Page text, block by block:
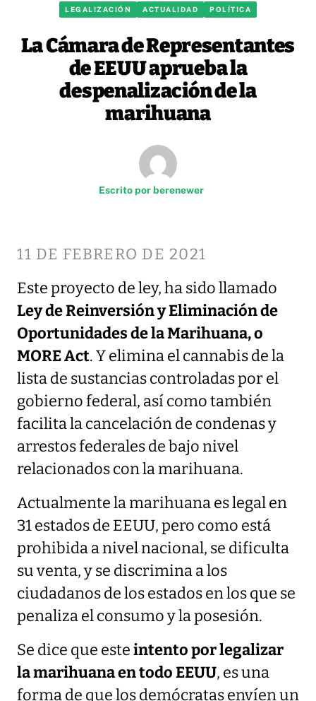
LEGALIZACIÓN ACTUALIDAD POLÍTICA
La Cámara de Representantes
de EEUU aprueba la
despenalización de la
marihuana
Escrito por berenewer
11 DE FEBRERO DE 2021
Este proyecto de ley, ha sido llamado
Ley de Reinversión y Eliminación de
Oportunidades de la Marihuana, o
MORE Act. Y elimina el cannabis de la
lista de sustancias controladas por el
gobierno federal, así como también
facilita la cancelación de condenas y
arrestos federales de bajo nivel
relacionados con la marihuana.
Actualmente la marihuana es legal en
31 estados de EEUU, pero como está
prohibida a nivel nacional, se dificulta
su venta, y se discrimina a los
ciudadanos de los estados en los que se
penaliza el consumo y la posesión.
Se dice que esteintento por legalizar
la marihuana en todo EEUU, es una
forma de que los demócratas envíen un